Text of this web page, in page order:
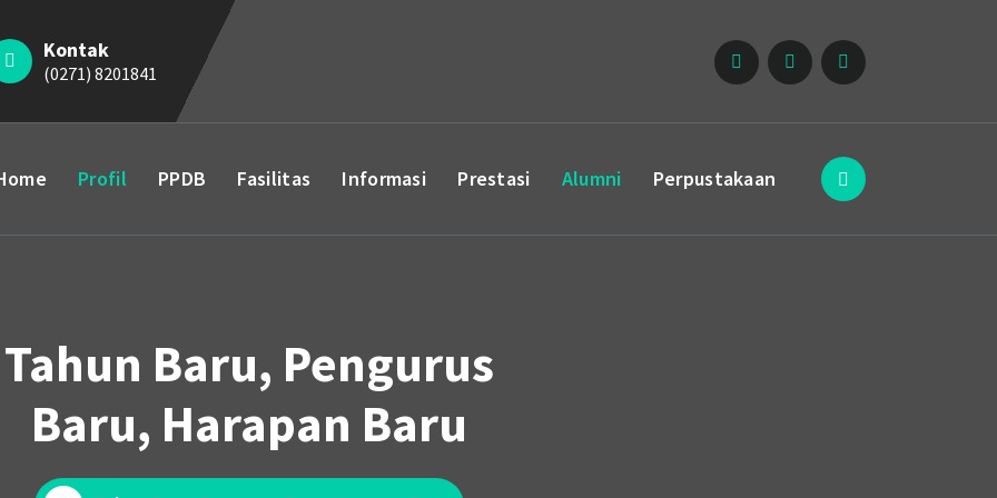
Kontak
(0271) 8201841
Profil PPDB Fasilitas Informasi Prestasi Alumni Perpustakaan
Tahun Baru, Pengurus
Baru, Harapan Baru